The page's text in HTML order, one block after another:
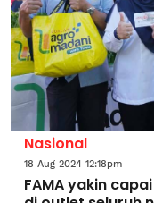
Nasional
18 Aug 2024 12:18pm
FAMA yakin